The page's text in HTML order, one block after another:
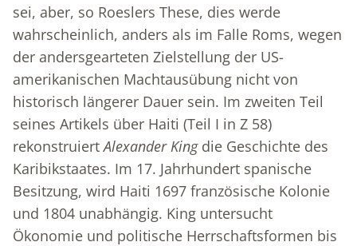
sei, aber, so Roeslers These, dies werde
wahrscheinlich, anders als im Falle Roms, wegen
der andersgearteten Zielstellung der US-
amerikanischen Machtausübung nicht von
historisch längerer Dauer sein. Im zweiten Teil
seines Artikels über Haiti (Teil I in Z 58)
rekonstruiertAlexander Kingdie Geschichte des
Karibikstaates. Im 17. Jahrhundert spanische
Besitzung, wird Haiti 1697 französische Kolonie
und 1804 unabhängig. King untersucht
Ökonomie und politische Herrschaftsformen bis